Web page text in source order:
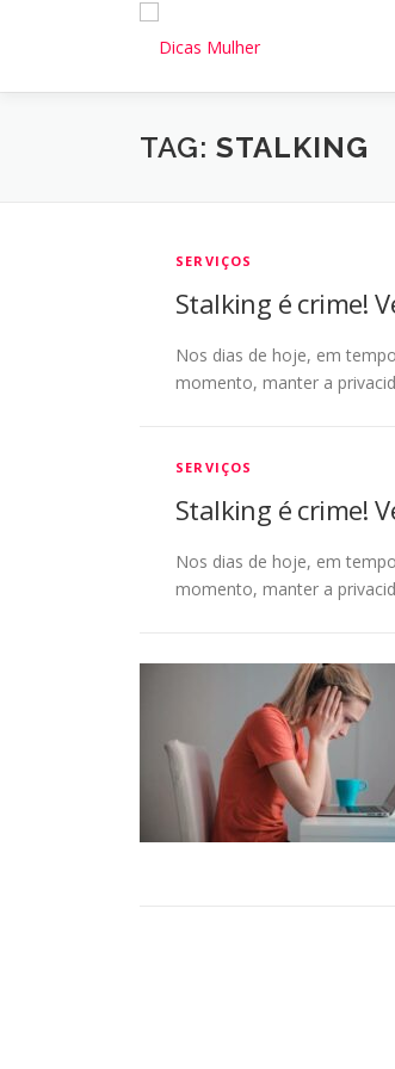
conteúdo
TAG: STALKING
SERVIÇOS
Stalking é crime!
Nos dias de hoje, em
momento, manter a
SERVIÇOS
Stalking é crime!
Nos dias de hoje, em
momento, manter a